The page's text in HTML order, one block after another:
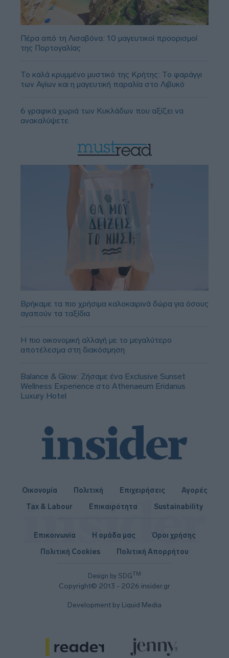
Πέρα από τη Λισαβόνα: 10 μαγευτικοί προορισμοί
της Πορτογαλίας
Το καλά κρυμμένο μυστικό της Κρήτης: Το φαράγγι
των Αγίων και η μαγευτική παραλία στο Λιβυκό
6 γραφικά χωριά των Κυκλάδων που αξίζει να
ανακαλύψετε
Βρήκαμε τα πιο χρήσιμα καλοκαιρινά δώρα για όσους
αγαπούν τα ταξίδια
Η πιο οικονομική αλλαγή με το μεγαλύτερο
αποτέλεσμα στη διακόσμηση
Balance & Glow: Ζήσαμε ένα Exclusive Sunset
Wellness Experience στο Athenaeum Eridanus
Luxury Hotel
Οικονομία Πολιτική Επιχειρήσεις
Αγορές
Tax & Labour
Επικαιρότητα Sustainability
Design by SDGTM
Copyright© 2013 - 2026 insider.gr
Επικοινωνία Η ομάδα μας
Όροι χρήσης
Πολιτική Cookies
Πολιτική Απορρήτου
Development by Liquid Media